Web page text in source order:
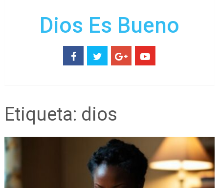
Dios Es Bueno
Etiqueta: dios